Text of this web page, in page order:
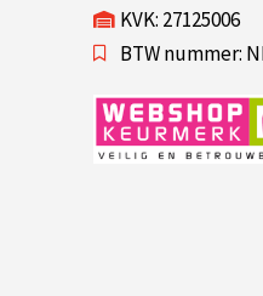
KVK: 27125006
BTW nummer: